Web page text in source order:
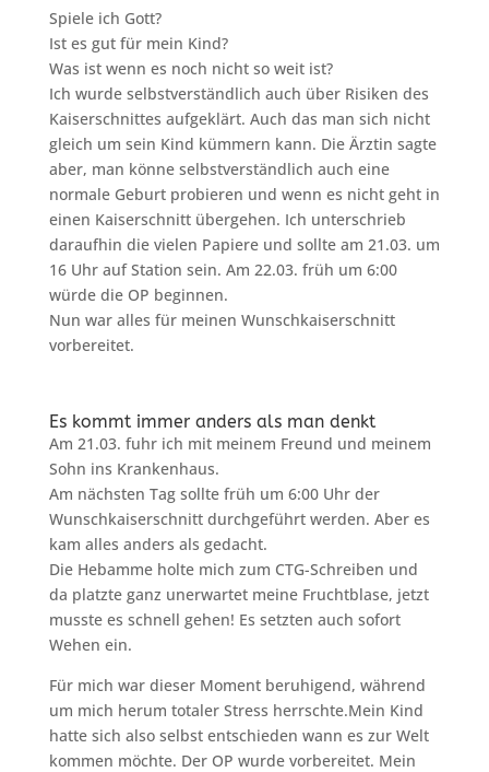
Spiele ich Gott?
Ist es gut für mein Kind?
Was ist wenn es noch nicht so weit ist?
Ich wurde selbstverständlich auch über Risiken des
Kaiserschnittes aufgeklärt. Auch das man sich nicht
gleich um sein Kind kümmern kann. Die Ärztin sagte
aber, man könne selbstverständlich auch eine
normale Geburt probieren und wenn es nicht geht in
einen Kaiserschnitt übergehen. Ich unterschrieb
daraufhin die vielen Papiere und sollte am 21.03. um
16 Uhr auf Station sein. Am 22.03. früh um 6:00
würde die OP beginnen.
Nun war alles für meinen Wunschkaiserschnitt
vorbereitet.
Es kommt immer anders als man denkt
Am 21.03. fuhr ich mit meinem Freund und meinem
Sohn ins Krankenhaus.
Am nächsten Tag sollte früh um 6:00 Uhr der
Wunschkaiserschnitt durchgeführt werden. Aber es
kam alles anders als gedacht.
Die Hebamme holte mich zum CTG-Schreiben und
da platzte ganz unerwartet meine Fruchtblase, jetzt
musste es schnell gehen! Es setzten auch sofort
Wehen ein.
Für mich war dieser Moment beruhigend, während
um mich herum totaler Stress herrschte.Mein Kind
hatte sich also selbst entschieden wann es zur Welt
kommen möchte. Der OP wurde vorbereitet. Mein